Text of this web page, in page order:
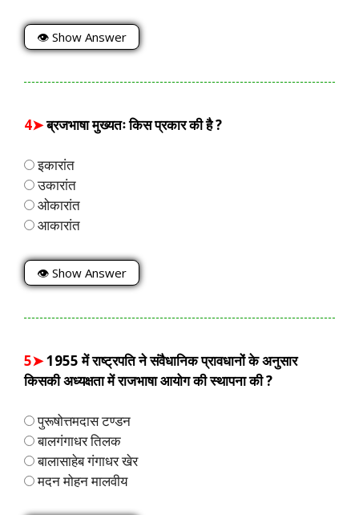
👁 Show Answer
4➤ब्रजभाषा मुख्यतः किस प्रकार की है ?
इकारांत
उकारांत
ओकारांत
आकारांत
👁 Show Answer
5➤1955 में राष्ट्रपति ने संवैधानिक प्रावधानों के अनुसार
किसकी अध्यक्षता में राजभाषा आयोग की स्थापना की ?
पुरूषोत्तमदास टण्डन
बालगंगाधर तिलक
बालासाहेब गंगाधर खेर
मदन मोहन मालवीय